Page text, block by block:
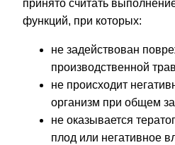
принято считать
функций, при которых:
не задействован
производственной
не происходит
организм при общем
не оказывается
плод или негативное